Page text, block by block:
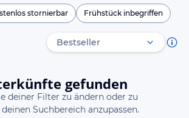
stornierbar Frühstück inbegriffen
gefunden
deiner Filter zu ändern oder zu
Suchbereich anzupassen.